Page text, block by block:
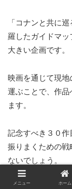
「コナンと共に
羅したガイドマッ
大きい企画です。
映画を通じて現
運ぶことで、作品
ます。
記念すべき３０
振りまくための
ないでしょう。
メニュー ホーム